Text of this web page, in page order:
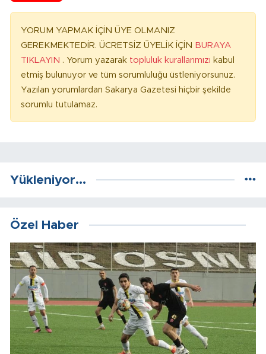
YORUM YAPMAK İÇİN ÜYE OLMANIZ
GEREKMEKTEDİR. ÜCRETSİZ ÜYELİK İÇİN BURAYA
TIKLAYIN . Yorum yazarak topluluk kurallarımızı kabul
etmiş bulunuyor ve tüm sorumluluğu üstleniyorsunuz.
Yazılan yorumlardan Sakarya Gazetesi hiçbir şekilde
sorumlu tutulamaz.
Yükleniyor...
Özel Haber